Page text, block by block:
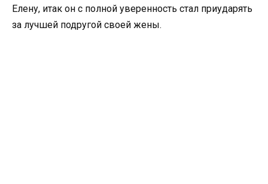
Елену, итак он с полной уверенность стал приударять
за лучшей подругой своей жены.